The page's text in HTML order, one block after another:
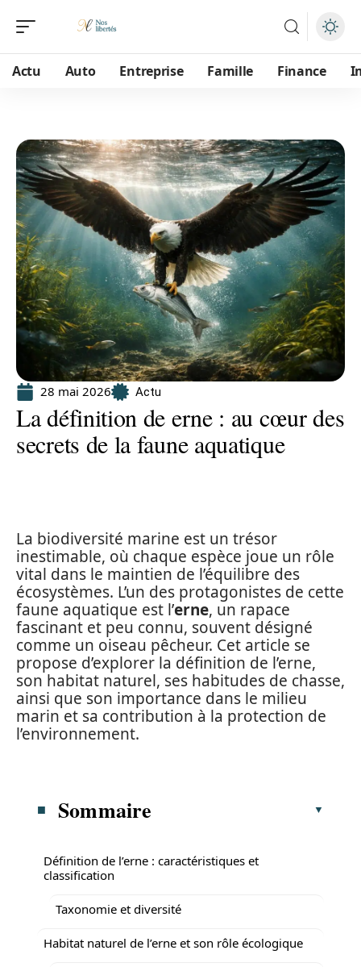
Actu Auto Entreprise Famille Finance
28 mai 2026 Actu
La définition de erne : au cœur des
secrets de la faune aquatique
La biodiversité marine est un trésor
inestimable, où chaque espèce joue un rôle
vital dans le maintien de l’équilibre des
écosystèmes. L’un des protagonistes de cette
faune aquatique est l’erne, un rapace
fascinant et peu connu, souvent désigné
comme un oiseau pêcheur. Cet article se
propose d’explorer la définition de l’erne,
son habitat naturel, ses habitudes de chasse,
ainsi que son importance dans le milieu
marin et sa contribution à la protection de
l’environnement.
Sommaire
Définition de l’erne : caractéristiques et
classification
Taxonomie et diversité
Habitat naturel de l’erne et son rôle écologique